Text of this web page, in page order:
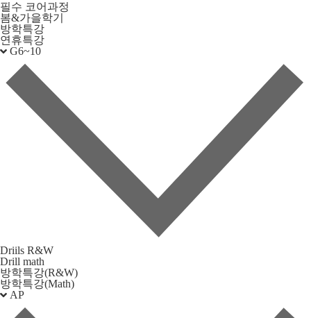
필수 코어과정
봄&가을학기
방학특강
연휴특강
G6~10
Driils R&W
Drill math
방학특강(R&W)
방학특강(Math)
AP